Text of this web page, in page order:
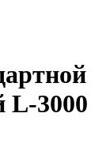
L-3000